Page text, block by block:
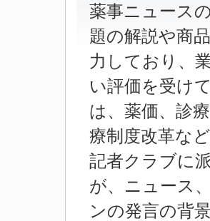
薬事ニュース
題の解説や商
力しており、
い評価を受け
は、薬価、診
療制度改革な
記者クラブに
が、ニュース
ンの発言の背